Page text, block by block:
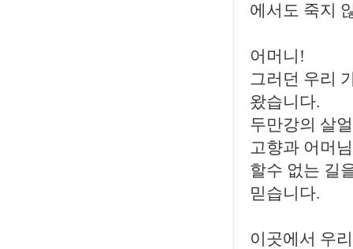
에서도 죽지
어머니!
그러던 우리
왔습니다.
두만강의 살
고향과 어머
할수 없는 길
믿습니다.
이곳에서 우